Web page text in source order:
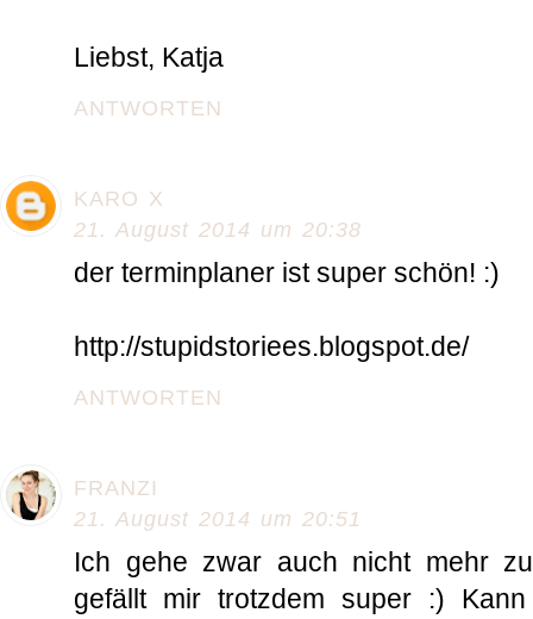
Liebst, Katja
ANTWORTEN
KARO X
21. August 2014 um 20:38
der terminplaner ist super schön! :)
http://stupidstoriees.blogspot.de/
ANTWORTEN
FRANZI
21. August 2014 um 20:51
Ich gehe zwar auch nicht mehr
gefällt mir trotzdem super :)